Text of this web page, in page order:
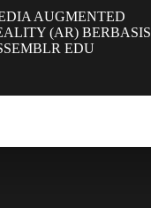
AUGMENTED
(AR) BERBASIS
EDU